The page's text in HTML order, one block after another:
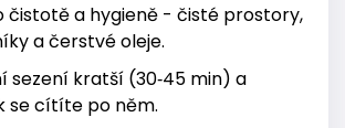
čistotě a hygieně - čisté prostory,
a čerstvé oleje.
sezení kratší (30‑45 min) a
se cítíte po něm.